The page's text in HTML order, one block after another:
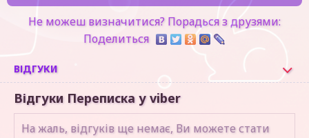
Не можеш визначитися? Порадься з друзями:
Поделиться
ВІДГУКИ
Відгуки Переписка у viber
На жаль, відгуків ще немає, Ви можете стати